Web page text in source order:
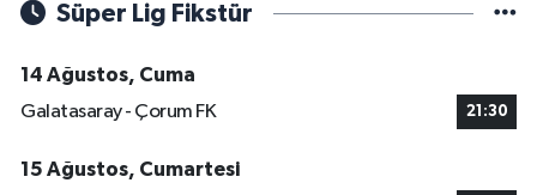
Süper Lig Fikstür
14 Ağustos, Cuma
Galatasaray - Çorum FK
21:30
15 Ağustos, Cumartesi